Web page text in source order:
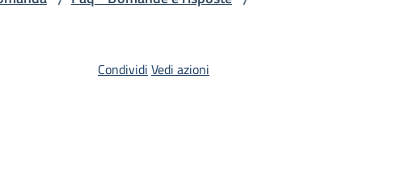
Condividi Vedi azioni